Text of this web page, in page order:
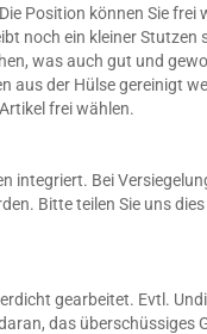
Position können Sie
noch ein kleiner
was auch gut und
aus der Hülse gereinigt
frei wählen.
integriert. Bei
Bitte teilen Sie uns
gearbeitet. Evtl.
das